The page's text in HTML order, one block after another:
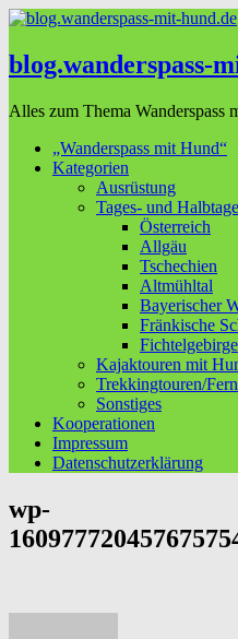
blog.wanderspass-
Alles zum Thema Wanderspass
„Wanderspass mit Hund“
Kategorien
Ausrüstung
Tages- und
Österreich
Allgäu
Tschechien
Altmühltal
Bayerischer
Fränkische
Fichtelgebirge
Kajaktouren mit
Trekkingtouren/
Sonstiges
Kooperationen
Impressum
Datenschutzerklärung
wp-